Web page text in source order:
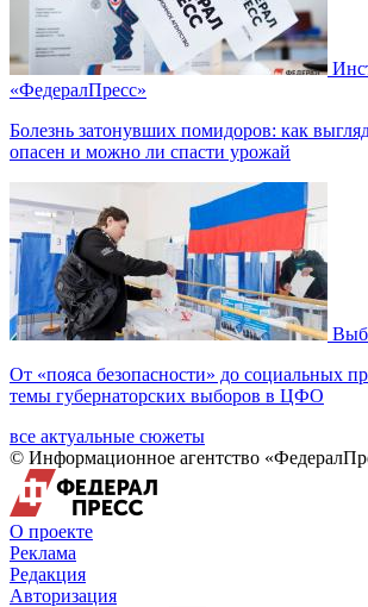
«ФедералПресс»
Болезнь затонувших помидоров: как
опасен и можно ли спасти урожай
От «пояса безопасности» до социальных
темы губернаторских выборов в ЦФО
все актуальные сюжеты
© Информационное агентство
О проекте
Реклама
Редакция
Авторизация